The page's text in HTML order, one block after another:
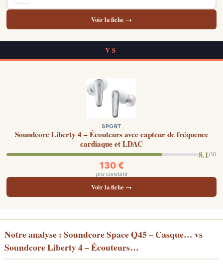
Voir la fiche →
VS
SPORT
Soundcore Liberty 4 – Écouteurs avec capteur de fréquence
cardiaque et LDAC
8.1/10
130 €
prix constaté
Voir la fiche →
Notre analyse : Soundcore Space Q45 – Casque… vs
Soundcore Liberty 4 – Écouteurs…